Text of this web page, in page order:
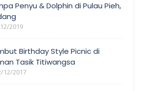
Penyu & Dolphin di Pulau Pieh,
2019
Birthday Style Picnic di
Tasik Titiwangsa
12/2017